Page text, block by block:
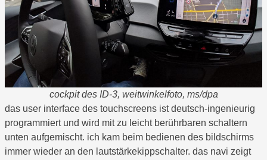
cockpit des ID-3, weitwinkelfoto, ms/dpa
das user interface des touchscreens ist deutsch-ingenieurig
programmiert und wird mit zu leicht berührbaren schaltern
unten aufgemischt. ich kam beim bedienen des bildschirms
immer wieder an den lautstärkekippschalter. das navi zeigt